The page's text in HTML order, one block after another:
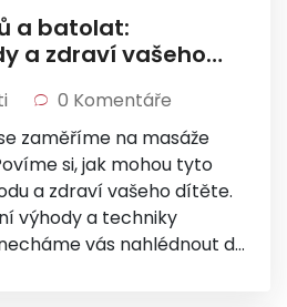
a batolat:
a zdraví vašeho
0 Komentáře
zaměříme na masáže
si, jak mohou tyto
a zdraví vašeho dítěte.
výhody a techniky
vás nahlédnout do